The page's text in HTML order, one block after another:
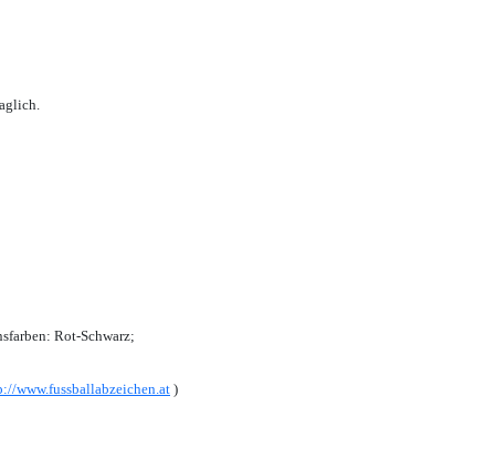
Rot-Schwarz;
www.fussballabzeichen.at )